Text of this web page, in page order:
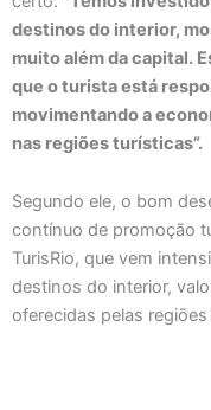
destinos do interior,
muito além da capital.
que o turista está
movimentando a
nas regiões turísticas”.
Segundo ele, o bom
contínuo de promoção
TurisRio, que vem
destinos do interior,
oferecidas pelas